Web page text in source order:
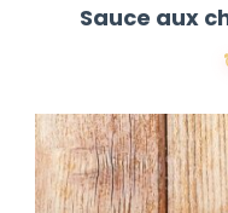
Sauce aux